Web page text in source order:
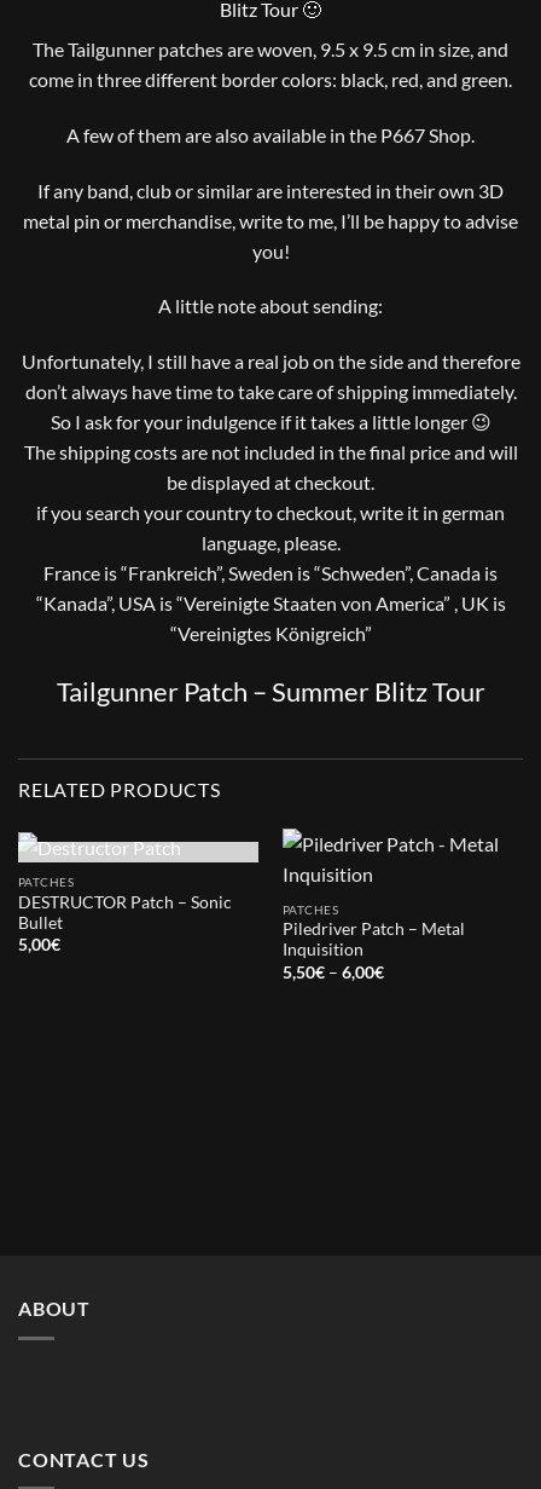
Blitz Tour 🙂
The Tailgunner patches are woven, 9.5 x 9.5 cm in size, and
come in three different border colors: black, red, and green.
A few of them are also available in the P667 Shop.
If any band, club or similar are interested in their own 3D
metal pin or merchandise, write to me, I’ll be happy to advise
you!
A little note about sending:
Unfortunately, I still have a real job on the side and therefore
don’t always have time to take care of shipping immediately.
So I ask for your indulgence if it takes a little longer 😉
The shipping costs are not included in the final price and will
be displayed at checkout.
if you search your country to checkout, write it in german
language, please.
France is “Frankreich”, Sweden is “Schweden”, Canada is
“Kanada”, USA is “Vereinigte Staaten von America” , UK is
“Vereinigtes Königreich”
Tailgunner Patch – Summer Blitz Tour
RELATED PRODUCTS
OUT OF STOCK
PATCHES
DESTRUCTOR Patch – Sonic
Bullet
5,00€
PATCHES
Piledriver Patch – Metal
Inquisition
5,50€ – 6,00€Price
ABOUT
CONTACT US